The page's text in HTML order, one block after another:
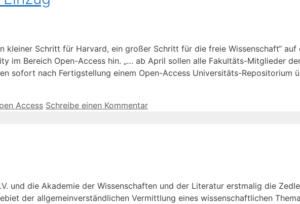
kleiner Schritt für Harvard, ein großer Schritt für die freie Wissenschaft“
im Bereich Open-Access hin. „… ab April sollen alle Fakultäts-Mitglieder
sofort nach Fertigstellung einem Open-Access Universitäts-Repositorium
Access Schreibe einen Kommentar
und die Akademie der Wissenschaften und der Literatur erstmalig die
der allgemeinverständlichen Vermittlung eines wissenschaftlichen